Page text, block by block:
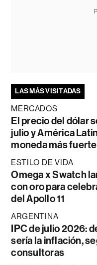
LAS MÁS VISITADAS
MERCADOS
El precio del dólar
julio y América
moneda más
ESTILO DE VIDA
Omega x Swatch
con oro para
del Apollo 11
ARGENTINA
IPC de julio 2026:
sería la inflación,
consultoras